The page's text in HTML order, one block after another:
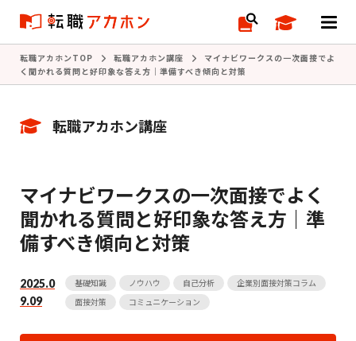
転職アカホンTOP 転職アカホン講座
マイナビワークスの一次面接でよ
く聞かれる質問と好印象な答え方｜準備すべき傾向と対策
転職アカホン講座
マイナビワークスの一次面接でよく
聞かれる質問と好印象な答え方｜準
備すべき傾向と対策
2025.0
9.09
基礎知識 ノウハウ 自己分析
企業別面接対策コラム
面接対策
コミュニケーション